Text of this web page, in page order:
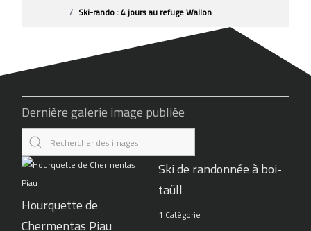
Ski-rando : 4 jours au refuge Wallon
Dernière galerie image publiée
Hourquette de
Chermentas Piau
Ski de randonnée à boi-
taüll
1 Catégorie